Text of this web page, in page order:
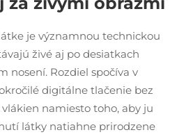
je významnou technickou
živé aj po desiatkach
nosení. Rozdiel spočíva v
digitálne tlačenie bez
namiesto toho, aby ju
látky natiahne prirodzene